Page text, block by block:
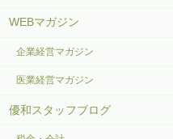
WEBマガジン
企業経営マガジン
医業経営マガジン
優和スタッフブログ